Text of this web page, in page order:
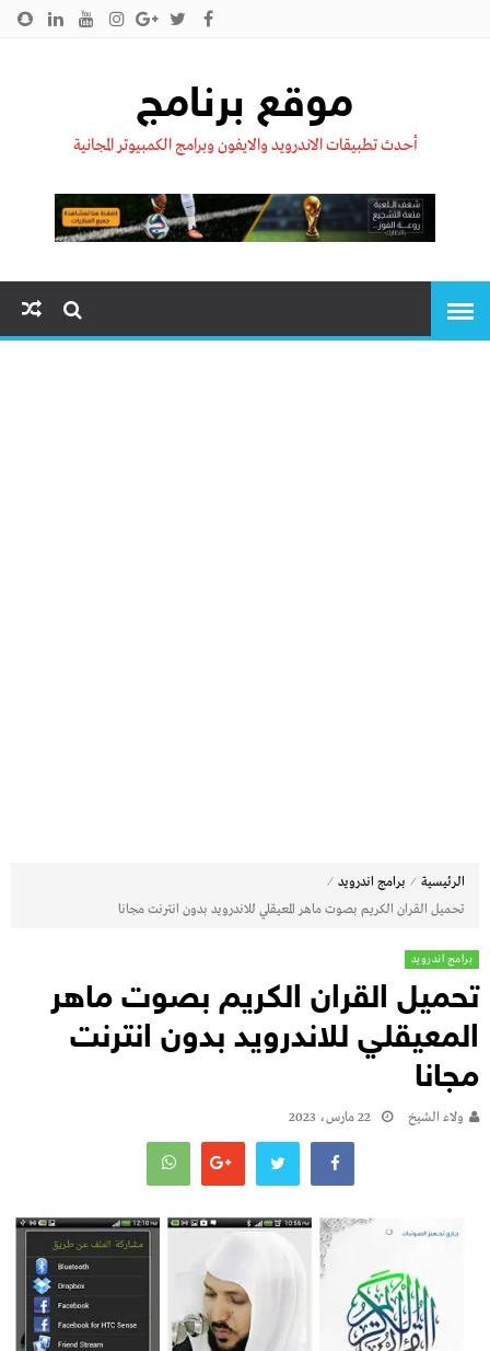
موقع برنامج
أحدث تطبيقات الاندرويد والايفون وبرامج الكمبيوتر المجانية
الرئيسية ⁄ برامج اندرويد ⁄
تحميل القران الكريم بصوت ماهر المعيقلي للاندرويد بدون انترنت مجانا
برامج اندرويد
تحميل القران الكريم بصوت ماهر
المعيقلي للاندرويد بدون انترنت
مجانا
ولاء الشيخ 22 مارس، 2023